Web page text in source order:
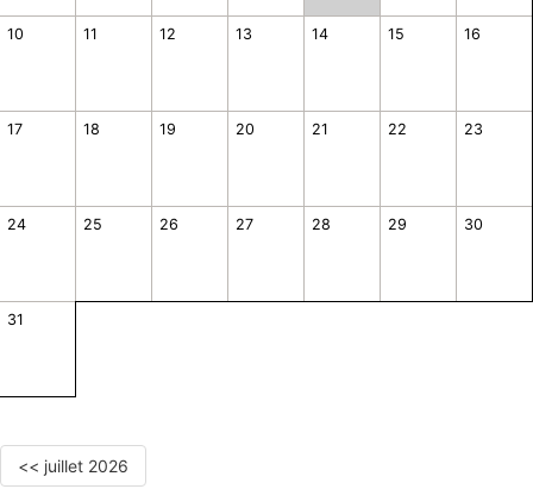
10 11 12 13 14 15 16
17 18 19 20 21 22 23
24 25 26 27 28 29 30
31
<< juillet 2026